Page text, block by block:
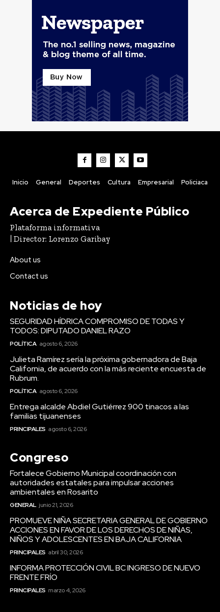
Inicio General Deportes Cultura Empresarial Policiaca
Acerca de Expediente Público
Plataforma informativa
| Director: Lorenzo Garibay
About us
Contact us
Noticias de hoy
SEGURIDAD HÍDRICA COMPROMISO DE TODAS Y
TODOS: DIPUTADO DANIEL RAZO
POLÍTICA agosto 6, 2026
Julieta Ramírez sería la próxima gobernadora de Baja
California, de acuerdo con la más reciente encuesta de
Rubrum.
POLÍTICA agosto 6, 2026
Entrega alcalde Abdiel Gutiérrez 900 tinacos a las
familias tijuanenses
PRINCIPALES agosto 6, 2026
Congreso
Fortalece Gobierno Municipal coordinación con
autoridades estatales para impulsar acciones
ambientales en Rosarito
GENERAL junio 21, 2026
PROMUEVE NIÑA SECRETARIA GENERAL DE GOBIERNO
ACCIONES EN FAVOR DE LOS DERECHOS DE NIÑAS,
NIÑOS Y ADOLESCENTES EN BAJA CALIFORNIA
PRINCIPALES abril 30, 2026
INFORMA PROTECCIÓN CIVIL BC INGRESO DE NUEVO
FRENTE FRÍO
PRINCIPALES marzo 4, 2026